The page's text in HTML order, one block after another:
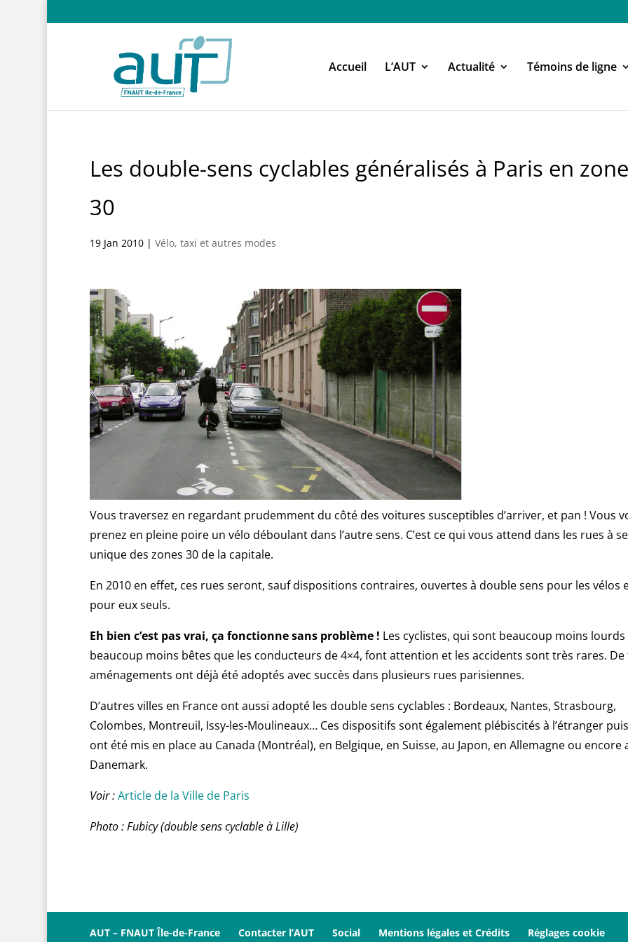
Accueil L’AUT Actualité Témoins de ligne
Les double-sens cyclables généralisés à Paris en zone
30
19 Jan 2010| Vélo, taxi et autres modes
Vous traversez en regardant prudemment du côté des voitures susceptibles d’arriver, et pan ! Vous
prenez en pleine poire un vélo déboulant dans l’autre sens. C’est ce qui vous attend dans les rues à
unique des zones 30 de la capitale.
En 2010 en effet, ces rues seront, sauf dispositions contraires, ouvertes à double sens pour les vélos
pour eux seuls.
Eh bien c’est pas vrai, ça fonctionne sans problème ! Les cyclistes, qui sont beaucoup moins lourds
beaucoup moins bêtes que les conducteurs de 4×4, font attention et les accidents sont très rares. De
aménagements ont déjà été adoptés avec succès dans plusieurs rues parisiennes.
D’autres villes en France ont aussi adopté les double sens cyclables : Bordeaux, Nantes, Strasbourg,
Colombes, Montreuil, Issy-les-Moulineaux… Ces dispositifs sont également plébiscités à l’étranger
ont été mis en place au Canada (Montréal), en Belgique, en Suisse, au Japon, en Allemagne ou encore
Danemark.
Voir :Article de la Ville de Paris
Photo : Fubicy (double sens cyclable à Lille)
AUT – FNAUT Île-de-France Contacter l’AUT Social Mentions légales et Crédits Réglages cookie